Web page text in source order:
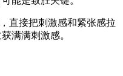
直接把刺激感和紧张感拉
满满刺激感。